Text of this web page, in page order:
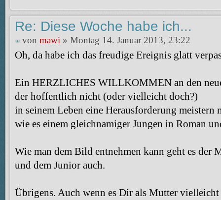
Re: Diese Woche habe ich...
von mawi » Montag 14. Januar 2013, 23:22
Oh, da habe ich das freudige Ereignis glatt
Ein HERZLICHES WILLKOMMEN an den
der hoffentlich nicht (oder vielleicht doch?)
in seinem Leben eine Herausforderung meistern
wie es einem gleichnamiger Jungen in Roman
Wie man dem Bild entnehmen kann geht es der
und dem Junior auch.
Übrigens. Auch wenn es Dir als Mutter